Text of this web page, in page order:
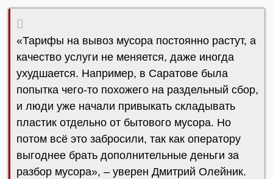
«Тарифы на вывоз мусора постоянно растут, а
качество услуги не меняется, даже иногда
ухудшается. Например, в Саратове была
попытка чего-то похожего на раздельный сбор,
и люди уже начали привыкать складывать
пластик отдельно от бытового мусора. Но
потом всё это забросили, так как оператору
выгоднее брать дополнительные деньги за
разбор мусора», – уверен Дмитрий Олейник.